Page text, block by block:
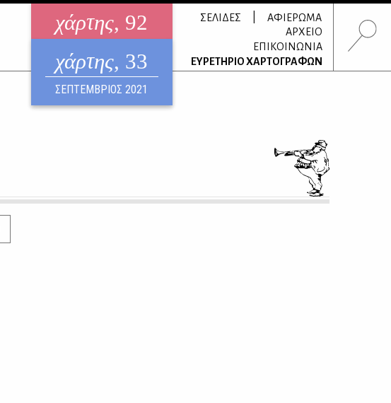
χάρτης, 92
ηλεκτρονικό περιοδικό
ΑΥΓΟΥΣΤΟΣ 2026
χάρτης, 33
ΣΕΠΤΕΜΒΡΙΟΣ 2021
ΣΕΛΙΔΕΣ
ΑΦΙΕΡΩΜΑ
ΑΡΧΕΙΟ
ΕΠΙΚΟΙΝΩΝΙΑ
ΕΥΡΕΤΗΡΙΟ ΧΑΡΤΟΓΡΑΦΩΝ